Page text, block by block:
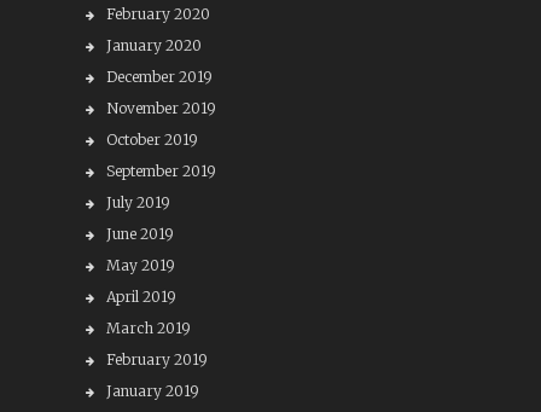
February 2020
January 2020
December 2019
November 2019
October 2019
September 2019
July 2019
June 2019
May 2019
April 2019
March 2019
February 2019
January 2019